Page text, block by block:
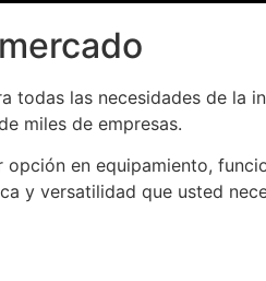
todas las necesidades de la
miles de empresas.
en equipamiento,
y versatilidad que usted